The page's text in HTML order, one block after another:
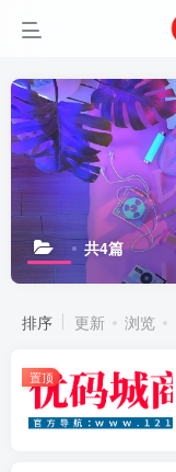
共4篇
排序 更新 浏览
置顶